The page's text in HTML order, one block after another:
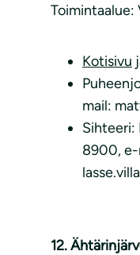
Toimintaalue:
Kotisivu
mail:
Sihteeri:
8900, e-
12.